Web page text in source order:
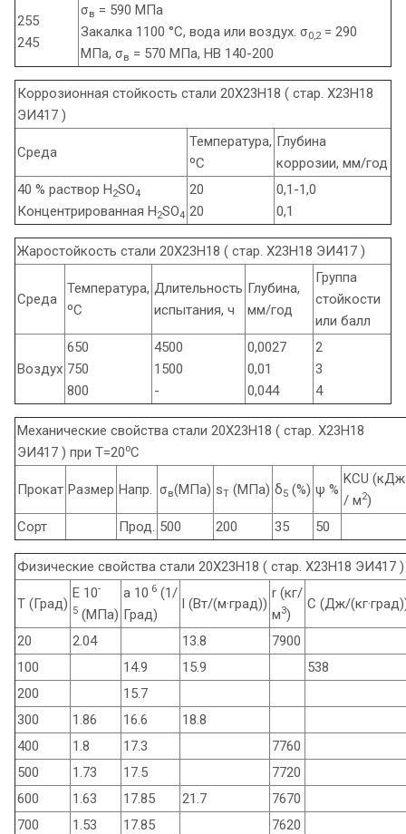
255
245
σв = 590 МПа
Закалка 1100 °С, вода или воздух. σ0,2 = 290
МПа, σв = 570 МПа, НВ 140-200
Коррозионная стойкость стали 20Х23Н18 ( стар. Х23Н18
ЭИ417 )
Среда
Температура,
ºС
Глубина
коррозии, мм/год
40 % раствор H2SO4
Концентрированная H2SO4
20
20
0,1-1,0
0,1
Жаростойкость стали 20Х23Н18 ( стар. Х23Н18 ЭИ417 )
Среда
Температура,
ºС
Длительность
испытания, ч
Глубина,
мм/год
Группа
стойкости
или балл
Воздух
650
750
800
4500
1500
-
0,0027
0,01
0,044
2
3
4
Механические свойства стали 20Х23Н18 ( стар. Х23Н18
ЭИ417 ) при Т=20oС
Прокат Размер Напр. σв(МПа) sT (МПа) δ5 (%) ψ %
KCU (кДж
/ м2)
Сорт
Прод. 500 200 35 50
Физические свойства стали 20Х23Н18 ( стар. Х23Н18 ЭИ417 )
T (Град)
E 10-
5 (МПа)
a 10 6 (1/
Град)
l (Вт/(м·град))
r (кг/
м3)
C (Дж/
20 2.04 13.8
7900
100
14.9 15.9
538
200
15.7
300
1.86 16.6
18.8
400
1.8 17.3
7760
500
1.73 17.5
7720
600
1.63 17.85 21.7
7670
700
1.53 17.85
7620